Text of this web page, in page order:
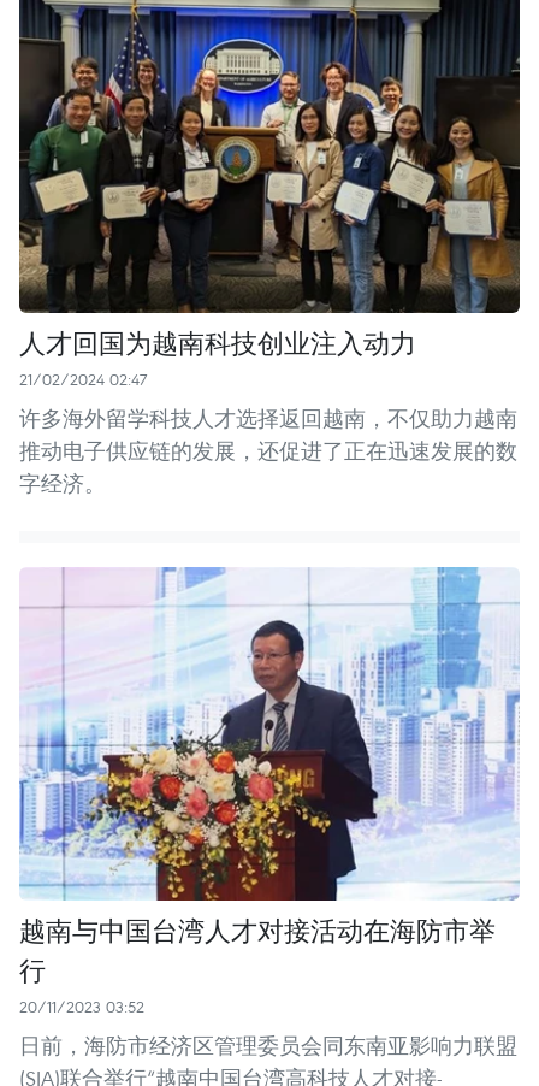
人才回国为越南科技创业注入动力
21/02/2024 02:47
许多海外留学科技人才选择返回越南，不仅助力越南
推动电子供应链的发展，还促进了正在迅速发展的数
字经济。
越南与中国台湾人才对接活动在海防市举
行
20/11/2023 03:52
日前，海防市经济区管理委员会同东南亚影响力联盟
(SIA)联合举行“越南中国台湾高科技人才对接-